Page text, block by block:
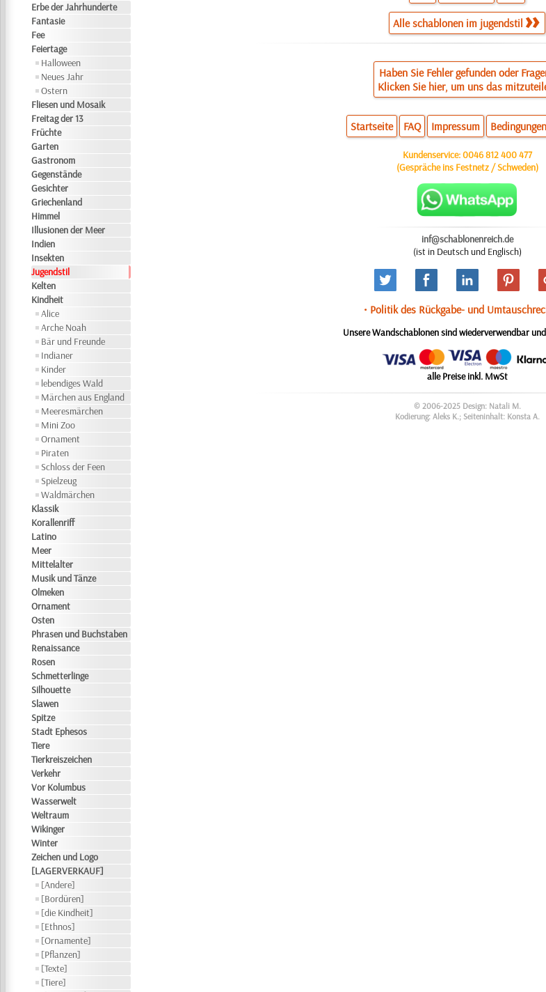
Erbe der Jahrhunderte
Fantasie
Fee
Feiertage
Halloween
Neues Jahr
Ostern
Fliesen und Mosaik
Freitag der 13
Früchte
Garten
Gastronom
Gegenstände
Gesichter
Griechenland
Himmel
Illusionen der Meer
Indien
Insekten
Jugendstil
Kelten
Kindheit
Alice
Arche Noah
Bär und Freunde
Indianer
Kinder
lebendiges Wald
Märchen aus England
Meeresmärchen
Mini Zoo
Ornament
Piraten
Schloss der Feen
Spielzeug
Waldmärchen
Klassik
Korallenriff
Latino
Meer
Mittelalter
Musik und Tänze
Olmeken
Ornament
Osten
Phrasen und Buchstaben
Renaissance
Rosen
Schmetterlinge
Silhouette
Slawen
Spitze
Stadt Ephesos
Tiere
Tierkreiszeichen
Verkehr
Vor Kolumbus
Wasserwelt
Weltraum
Wikinger
Winter
Zeichen und Logo
[LAGERVERKAUF]
[Andere]
[Bordüren]
[die Kindheit]
[Ethnos]
[Ornamente]
[Pflanzen]
[Texte]
[Tiere]
Alle schablonen im jugendstil
Haben Sie Fehler gefunden oder
Klicken Sie hier, um uns das
Startseite FAQ Impressum Bedingungen
Kundenservice:0046 812 400 477
(Gespräche ins Festnetz / Schweden)
inf@schablonenreich.de
(ist in Deutsch und Englisch)
• Politik des Rückgabe- und
Unsere Wandschablonen sind wiederverwendbar
alle Preise inkl. MwSt
© 2006-2025 Design: Natali M.
Kodierung: Aleks K.; Seiteninhalt: Konsta A.